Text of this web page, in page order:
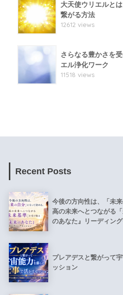
大天使ウリエルと
繋がる方法
12612 views
さらなる豊かさを
エル浄化ワーク
11518 views
Recent Posts
今後の方向性は、「未
高の未来へとつながる
のあなた』リーディン
プレアデスと繋がって
ッション